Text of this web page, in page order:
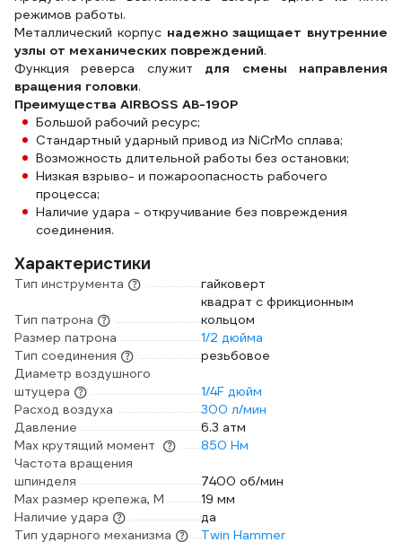
режимов работы.
Металлический корпус надежно защищает внутренние
узлы от механических повреждений.
Функция реверса служит для смены направления
вращения головки.
Преимущества AIRBOSS AB-190P
Большой рабочий ресурс;
Стандартный ударный привод из NiCrMo сплава;
Возможность длительной работы без остановки;
Низкая взрыво- и пожароопасность рабочего
процесса;
Наличие удара - откручивание без повреждения
соединения.
Характеристики
Тип инструмента гайковерт
Тип патрона
квадрат с фрикционным
кольцом
Размер патрона
1/2 дюйма
Тип соединения
резьбовое
Диаметр воздушного
штуцера
1/4F дюйм
Расход воздуха
300 л/мин
Давление
6.3 атм
Max крутящий момент
850 Нм
Частота вращения
шпинделя
7400 об/мин
Max размер крепежа, М
19 мм
Наличие удара
да
Тип ударного механизма
Twin Hammer